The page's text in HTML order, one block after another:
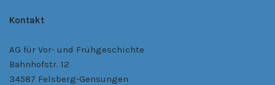
Kontakt
AG für Vor- und Frühgeschichte
Bahnhofstr. 12
34587 Felsberg-Gensungen